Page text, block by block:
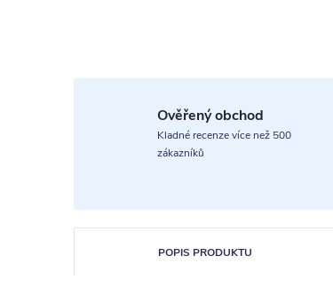
Ověřený obchod
Kladné recenze více než 500
zákazníků
POPIS PRODUKTU